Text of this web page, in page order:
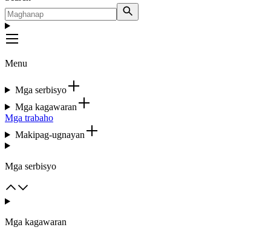
Menu
Mga serbisyo
Mga kagawaran
Mga trabaho
Makipag-ugnayan
Mga serbisyo
Mga kagawaran